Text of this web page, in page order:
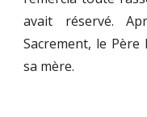
avait réservé.
Sacrement, le
sa mère.